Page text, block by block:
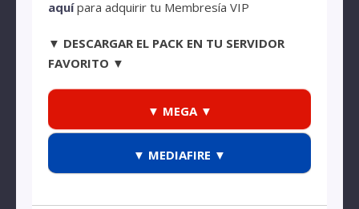
aquípara adquirir tu Membresía VIP
▼ DESCARGAR EL PACK EN TU SERVIDOR
FAVORITO ▼
▼ MEGA ▼
▼ MEDIAFIRE ▼